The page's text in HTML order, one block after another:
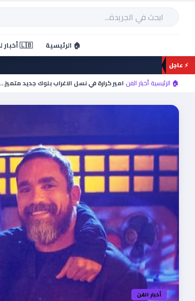
تخطي
المحتوى
بحث
🏠 الرئيسية 🇱🇧 أخبار لبنان
⚡ عاجل
🏠 الرئيسية›أخبار الفن›امير كرارة في نسل الاغراب بلوك جديد متميز…
أخبار الفن